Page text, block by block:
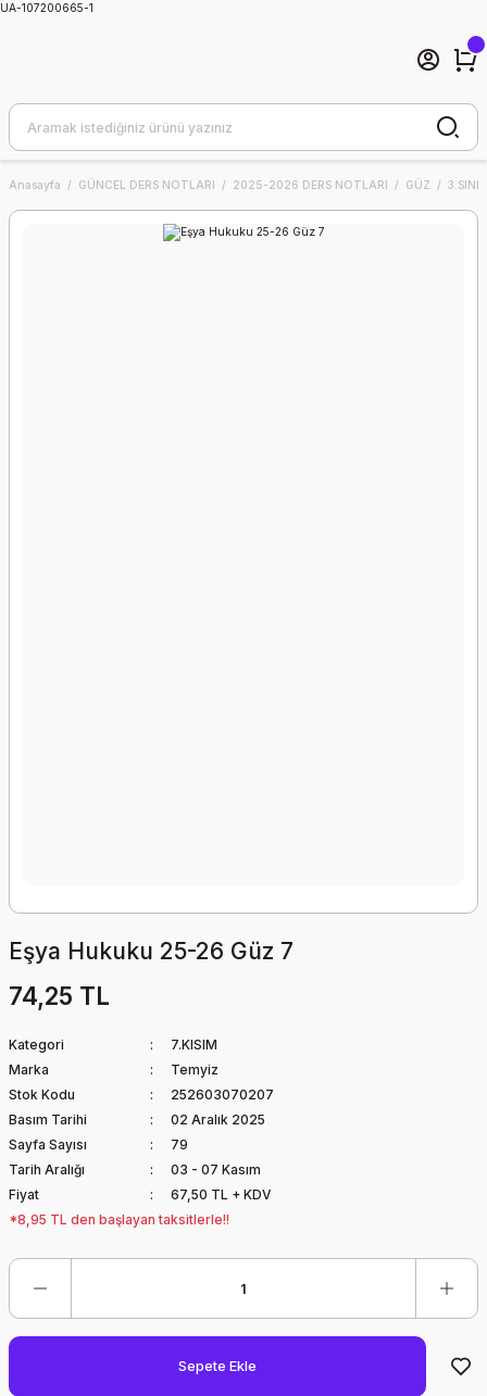
UA-107200665-1
Anasayfa GÜNCEL DERS NOTLARI 2025-2026 DERS NOTLARI GÜZ 3.SINIF
Eşya Hukuku 25-26 Güz 7
74,25 TL
Kategori
7.KISIM
Marka
Temyiz
Stok Kodu
252603070207
Basım Tarihi
02 Aralık 2025
Sayfa Sayısı
79
Tarih Aralığı
03 - 07 Kasım
Fiyat
67,50 TL + KDV
*8,95 TL den başlayan taksitlerle!!
Sepete Ekle